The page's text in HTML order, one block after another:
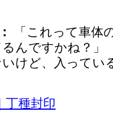
「これって車体
んですかね？」
いけど、入ってい
丁種封印